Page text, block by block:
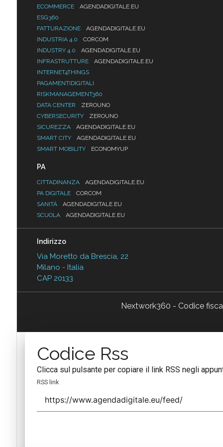
ECOMMERCE
AGENDADIGITALE.EU
ESG360
FATTURAZIONE
AGENDADIGITALE.EU
INDUSTRIA 4.0
CORCOM
INDUSTRY 4.0
AGENDADIGITALE.EU
INFRASTRUTTURE
AGENDADIGITALE.EU
INTERNET4THINGS
PAGAMENTIDIGITALI
RISKMANAGEMENT360
DATA CENTER
ZEROUNO
CYBERSECURITY
ZEROUNO
SICUREZZA
AGENDADIGITALE.EU
SMART CITY
AGENDADIGITALE.EU
SMART MOBILITY
ECONOMYUP
PA
CITTADINANZA
AGENDADIGITALE.EU
PA DIGITALE
CORCOM
SANITÀ
AGENDADIGITALE.EU
SCUOLA
AGENDADIGITALE.EU
Indirizzo
Via Moretto da Brescia, 22
Milano - Italia
CAP 20133
Nextwork360 - Codice
Codice Rss
Clicca sul pulsante per copiare il link RSS negli
RSS link